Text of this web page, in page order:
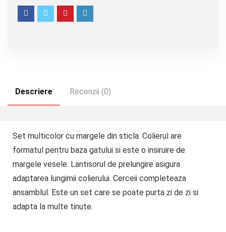
Descriere Recenzii (0)
Set multicolor cu margele din sticla. Colierul are
formatul pentru baza gatului si este o insiruire de
margele vesele. Lantisorul de prelungire asigura
adaptarea lungimii colierului. Cerceii completeaza
ansamblul. Este un set care se poate purta zi de zi si
adapta la multe tinute.